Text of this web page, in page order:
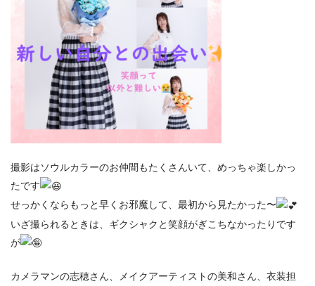
撮影はソウルカラーのお仲間もたくさんいて、めっちゃ楽しかっ
たです
せっかくならもっと早くお邪魔して、最初から見たかった〜
いざ撮られるときは、ギクシャクと笑顔がぎこちなかったりです
が
カメラマンの志穂さん、メイクアーティストの美和さん、衣装担